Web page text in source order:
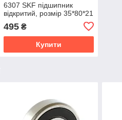
6307 SKF підшипник
відкритий, розмір 35*80*21
495₴
Купити